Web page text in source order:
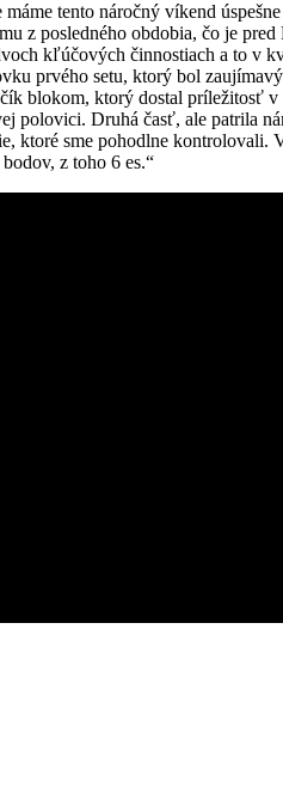
máme tento náročný víkend
z posledného obdobia, čo je
kľúčových činnostiach a to v
prvého setu, ktorý bol
blokom, ktorý dostal príležitosť
polovici. Druhá časť, ale patrila
ktoré sme pohodlne kontrolovali.
z toho 6 es.“